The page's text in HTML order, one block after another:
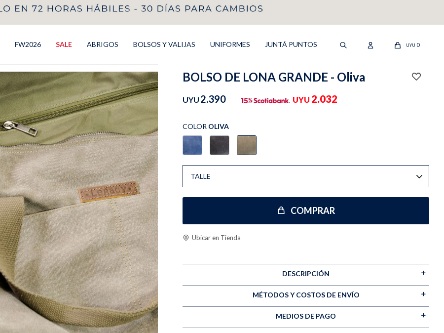
FW2026 SALE ABRIGOS BOLSOS Y VALIJAS UNIFORMES JUNTÁ PUNTOS UYU 0
BOLSO DE LONA GRANDE - Oliva
UYU 2.390 UYU 2.032
COLOR OLIVA
TALLE
COMPRAR
Ubicar en Tienda
DESCRIPCIÓN
MÉTODOS Y COSTOS DE ENVÍO
MEDIOS DE PAGO